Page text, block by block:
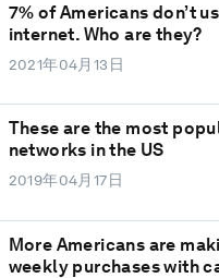
7% of Americans don’t
internet. Who are they?
2021年04月13日
These are the most
networks in the US
2019年04月17日
More Americans are
weekly purchases with